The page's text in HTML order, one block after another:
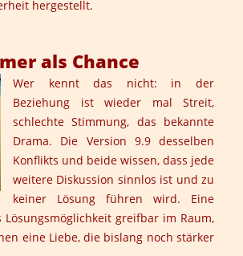
hergestellt.
als Chance
Wer kennt das nicht: in der
Beziehung ist wieder mal Streit,
schlechte Stimmung, das bekannte
Drama. Die Version 9.9 desselben
Konflikts und beide wissen, dass jede
weitere Diskussion sinnlos ist und zu
keiner Lösung führen wird. Eine
greifbar im Raum,
eine Liebe, die bislang noch stärker